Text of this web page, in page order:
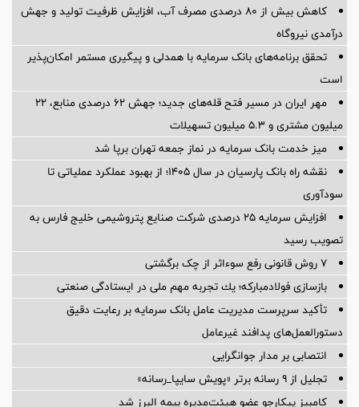
کاهش بیش از ۸۰ درصدی مصرف آب، افزایش ظرفیت تولید و جهش
درآمدی نیروگاه
تحقق برنامه‌های بانک سرمایه با همدلی و پیگیری مستمر امکان‌پذیر
است
مهر ایران در مسیر فتح قله‌های جدید؛ جهش ۶۲ درصدی منابع، ۲۲
میلیون مشتری و ۵.۳ میلیون تسهیلات
میز خدمت بانک سرمایه در نماز جمعه تهران برپا شد
نقشه راه بانک پارسیان در سال ۱۴۰۵؛ از بهبود عملکرد عملیاتی تا
سودآوری
افزایش سرمایه ۲۵ درصدی شرکت صنایع پتروشیمی خلیج فارس به
تصویب رسید
۷ روش قانونی رفع سوء‌اثر از چک برگشتی
بازسازی فولادمباركه؛ یك تجربه مهم ملی در ایستادگی صنعتی
تأکید سرپرست مدیریت عامل بانک سرمایه بر رعایت دقیق
دستورالعمل‌های پدافند غیرعامل
انتصابی بر مدار جوانگرایی
تجلیل از ۹ رسانه برتر «پویش سایپا_رسانه»
کامبیز پیکارجو عضو هیئت‌مدیره بيمه البرز شد